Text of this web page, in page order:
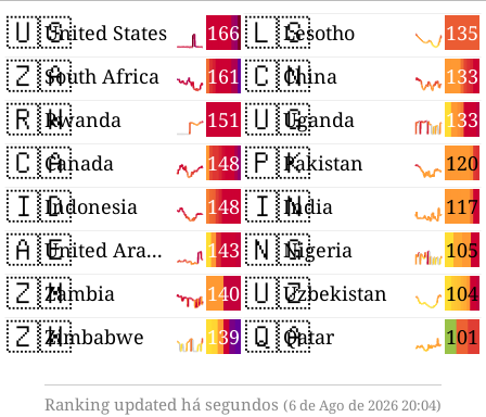
🇺🇸 166
United States
🇿🇦 161
South Africa
🇷🇼 151
Rwanda
🇨🇦 148
Canada
🇮🇩 148
Indonesia
🇦🇪 143
United Arab Emirates
🇿🇲 140
Zambia
🇿🇼 139
Zimbabwe
🇱🇸 135
Lesotho
🇨🇳 133
China
🇺🇬 133
Uganda
🇵🇰 120
Pakistan
🇮🇳 117
India
🇳🇬 105
Nigeria
🇺🇿 104
Uzbekistan
🇶🇦 101
Qatar
Ranking updated há segundos (6 de Ago de 2026 20:04)